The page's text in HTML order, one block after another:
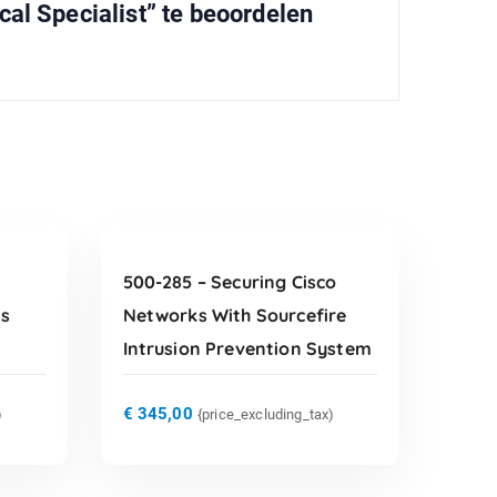
Specialist” te beoordelen
500-285 – Securing Cisco
Networks With Sourcefire
Intrusion Prevention System
€ 345,00 {price_excluding_tax)